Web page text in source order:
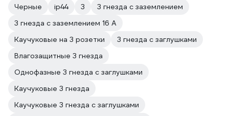
Черные ip44 3
3 гнезда с заземлением
3 гнезда с заземлением 16 А
Каучуковые на 3 розетки
3 гнезда с заглушками
Влагозащитные 3 гнезда
Однофазные 3 гнезда с заглушками
Каучуковые 3 гнезда
Каучуковые 3 гнезда с заглушками